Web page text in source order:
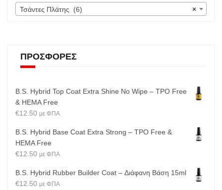
×
Τσάντες Πλάτης (6)
ΠΡΟΣΦΟΡΈΣ
B.S. Hybrid Top Coat Extra Shine No Wipe – TPO Free
& HEMA Free
€12.50 με ΦΠΑ
B.S. Hybrid Base Coat Extra Strong – TPO Free &
HEMA Free
€12.50 με ΦΠΑ
B.S. Hybrid Rubber Builder Coat – Διάφανη Βάση 15ml
€12.50 με ΦΠΑ